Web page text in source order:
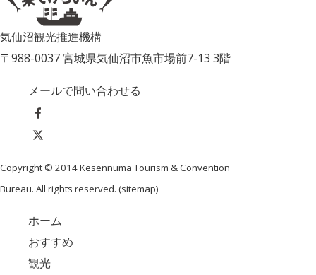
気仙沼観光推進機構
〒988-0037 宮城県気仙沼市魚市場前7-13 3階
メールで問い合わせる
Copyright © 2014 Kesennuma Tourism & Convention
Bureau. All rights reserved. (sitemap)
ホーム
おすすめ
観光